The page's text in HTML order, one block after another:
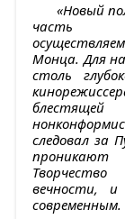
«Новый
часть
Монца. Для
столь
следовал за
вечности,
современным.